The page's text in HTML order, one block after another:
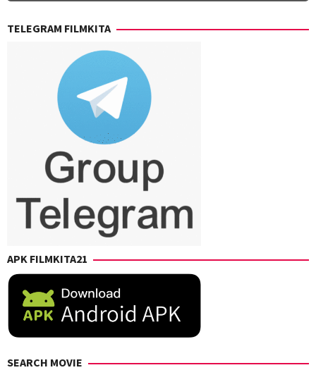
Harada,
Shimomura
Takashi
Mamezuka,
Takashi
Suhara
Takuro
Takahashi,
Yuji
Shimizu
Kubo
Rai,
TELEGRAM FILMKITA
APK FILMKITA21
SEARCH MOVIE